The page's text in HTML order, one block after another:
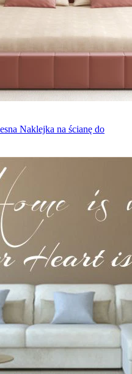
Naklejka na ścianę do